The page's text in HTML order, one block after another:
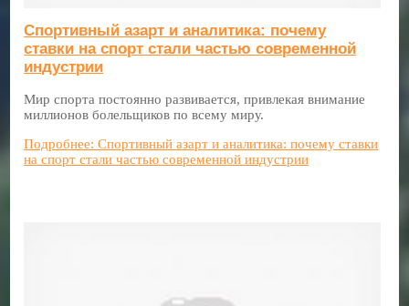
Спортивный азарт и аналитика: почему
ставки на спорт стали частью современной
индустрии
Мир спорта постоянно развивается, привлекая внимание
миллионов болельщиков по всему миру.
Подробнее: Спортивный азарт и аналитика: почему ставки
на спорт стали частью современной индустрии